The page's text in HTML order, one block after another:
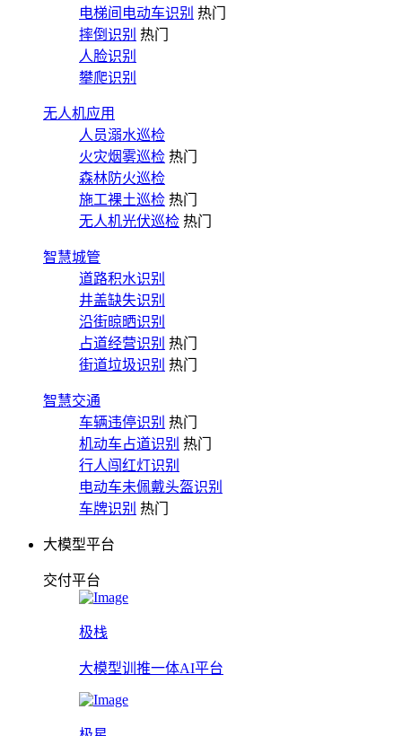
电梯间电动车识别 热门
摔倒识别 热门
人脸识别
攀爬识别
无人机应用
人员溺水巡检
火灾烟雾巡检 热门
森林防火巡检
施工裸土巡检 热门
无人机光伏巡检 热门
智慧城管
道路积水识别
井盖缺失识别
沿街晾晒识别
占道经营识别 热门
街道垃圾识别 热门
智慧交通
车辆违停识别 热门
机动车占道识别 热门
行人闯红灯识别
电动车未佩戴头盔识别
车牌识别 热门
大模型平台
交付平台
极栈
大模型训推一体AI平台